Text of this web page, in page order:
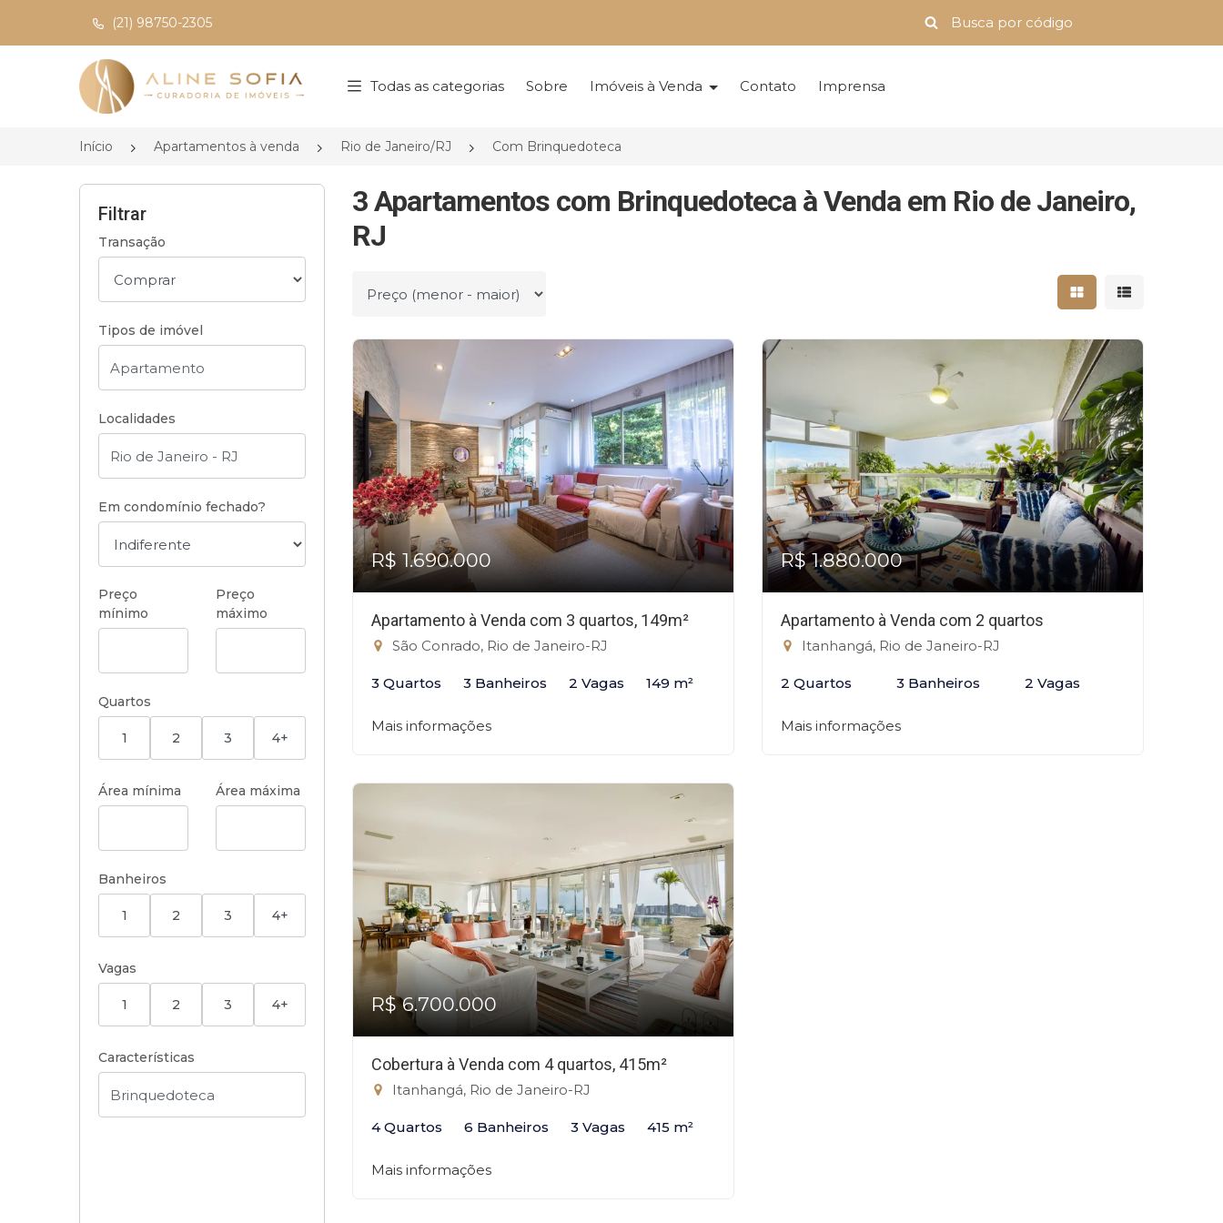
(21) 98750-2305
Página inicial
Todas as categorias Sobre Imóveis à Venda Contato Imprensa
Início Apartamentos à venda Rio de Janeiro/RJ Com Brinquedoteca
Filtrar
Transação
Tipos de imóvel
Localidades
Em condomínio fechado?
Preço
mínimo
Preço
máximo
Quartos
1 2 3 4+
Área mínima Área máxima
Banheiros
1 2 3 4+
Vagas
1 2 3 4+
Características
3 Apartamentos com Brinquedoteca à Venda em Rio de Janeiro,
RJ
Ordenar por Mostrar resultados
Mostrar
R$ 1.690.000
Apartamento à Venda com 3 quartos, 149m²
São Conrado, Rio de Janeiro-RJ
3 Quartos 3 Banheiros 2 Vagas 149 m²
Mais informações
R$ 1.880.000
Apartamento à Venda com 2 quartos
Itanhangá, Rio de Janeiro-RJ
2 Quartos 3 Banheiros 2 Vagas
Mais informações
R$ 6.700.000
Cobertura à Venda com 4 quartos, 415m²
Itanhangá, Rio de Janeiro-RJ
4 Quartos 6 Banheiros 3 Vagas 415 m²
Mais informações